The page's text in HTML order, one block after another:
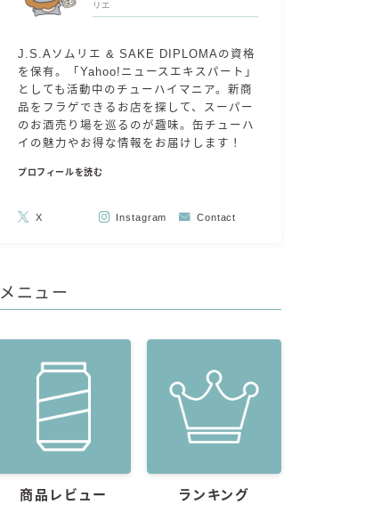
リエ
J.S.Aソムリエ & SAKE DIPLOMAの資格
を保有。「Yahoo!ニュースエキスパート」
としても活動中のチューハイマニア。新商
品をフラゲできるお店を探して、スーパー
のお酒売り場を巡るのが趣味。缶チューハ
イの魅力やお得な情報をお届けします！
プロフィールを読む
X Instagram Contact
メニュー
商品レビュー ランキング